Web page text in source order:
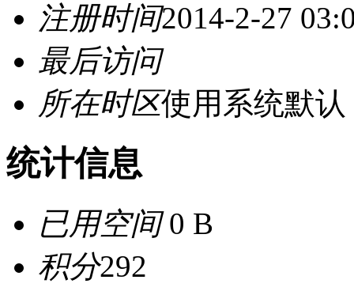
注册时间2014-2-27
最后访问
所在时区使用系统默认
统计信息
已用空间0 B
积分292